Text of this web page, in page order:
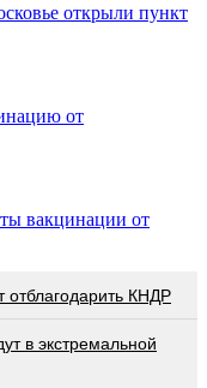
открыли пункт
от
вакцинации от
КНДР
в экстремальной